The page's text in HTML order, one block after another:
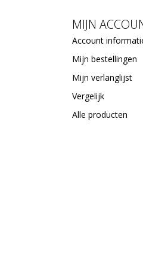
MIJN
Account
Mijn bestellingen
Mijn verlanglijst
Vergelijk
Alle producten